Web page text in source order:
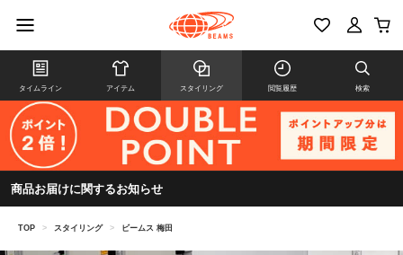
タイムライン アイテム スタイリング 閲覧履歴 検索
商品お届けに関するお知らせ
TOP > スタイリング > ビームス 梅田